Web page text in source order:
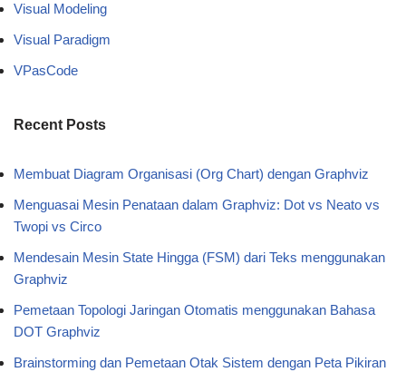
Visual Modeling
Visual Paradigm
VPasCode
Recent Posts
Membuat Diagram Organisasi (Org Chart) dengan Graphviz
Menguasai Mesin Penataan dalam Graphviz: Dot vs Neato vs
Twopi vs Circo
Mendesain Mesin State Hingga (FSM) dari Teks menggunakan
Graphviz
Pemetaan Topologi Jaringan Otomatis menggunakan Bahasa
DOT Graphviz
Brainstorming dan Pemetaan Otak Sistem dengan Peta Pikiran